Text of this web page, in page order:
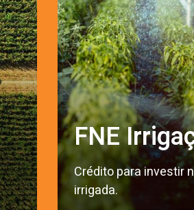
FNE
Crédito para investir
irrigada.